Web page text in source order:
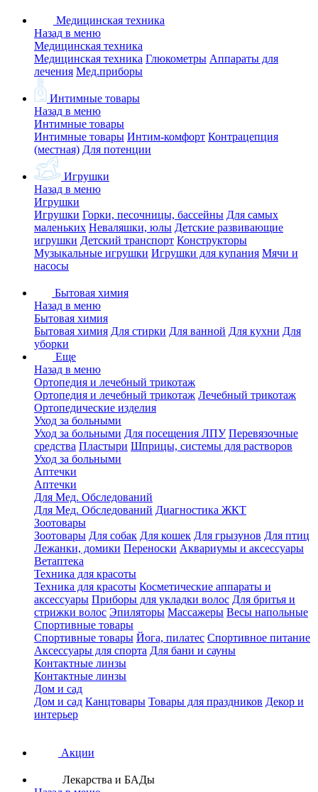
Медицинская техника
Назад в меню
Медицинская техника
Медицинская техника Глюкометры Аппараты для
лечения Мед.приборы
Интимные товары
Назад в меню
Интимные товары
Интимные товары Интим-комфорт Контрацепция
(местная) Для потенции
Игрушки
Назад в меню
Игрушки
Игрушки Горки, песочницы, бассейны Для самых
маленьких Неваляшки, юлы Детские развивающие
игрушки Детский транспорт Конструкторы
Музыкальные игрушки Игрушки для купания Мячи и
насосы
Бытовая химия
Назад в меню
Бытовая химия
Бытовая химия Для стирки Для ванной Для кухни Для
уборки
Еще
Назад в меню
Ортопедия и лечебный трикотаж
Ортопедия и лечебный трикотаж Лечебный трикотаж
Ортопедические изделия
Уход за больными
Уход за больными Для посещения ЛПУ Перевязочные
средства Пластыри Шприцы, системы для растворов
Уход за больными
Аптечки
Аптечки
Для Мед. Обследований
Для Мед. Обследований Диагностика ЖКТ
Зоотовары
Зоотовары Для собак Для кошек Для грызунов Для птиц
Лежанки, домики Переноски Аквариумы и аксессуары
Ветаптека
Техника для красоты
Техника для красоты Косметические аппараты и
аксессуары Приборы для укладки волос Для бритья и
стрижки волос Эпиляторы Массажеры Весы напольные
Спортивные товары
Спортивные товары Йога, пилатес Спортивное питание
Аксессуары для спорта Для бани и сауны
Контактные линзы
Контактные линзы
Дом и сад
Дом и сад Канцтовары Товары для праздников Декор и
интерьер
Акции
Лекарства и БАДы